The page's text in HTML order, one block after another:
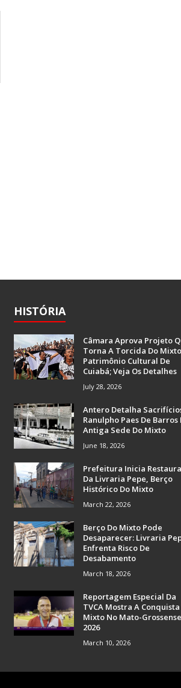
HISTÓRIA
Câmara Aprova Projeto
Torna A Torcida Do Mixto
Patrimônio Cultural De
Cuiabá; Veja Os Detalhes
July 28, 2026
Antero Detalha
Ranulpho Paes De Barros
Antiga Sede Do Mixto
June 18, 2026
Prefeitura Inicia
Da Livraria Pepe, Berço
Histórico Do Mixto
March 22, 2026
Berço Do Mixto Pode
Desaparecer: Livraria
Enfrenta Risco De
Desabamento
March 18, 2026
Reportagem Especial Da
TVCA Mostra A
Mixto No Mato-Grossense
2026
March 10, 2026